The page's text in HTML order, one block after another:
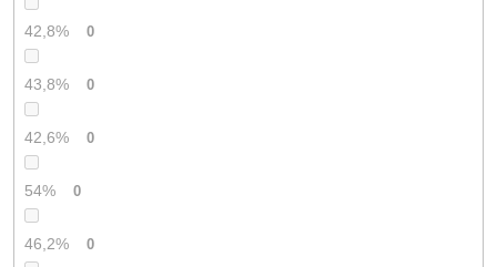
42,8% 0
43,8% 0
42,6% 0
54% 0
46,2% 0